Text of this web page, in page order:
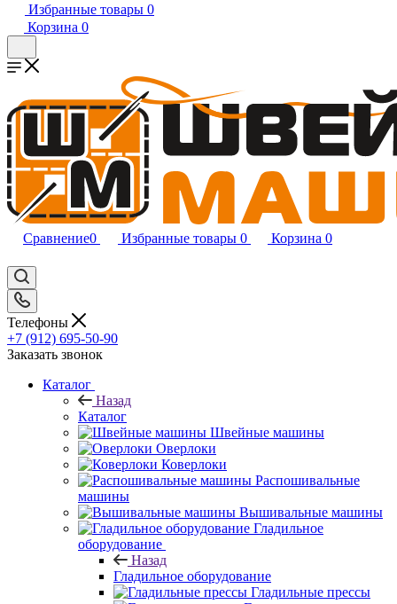
Избранные товары 0
Корзина 0
Сравнение0 Избранные товары 0 Корзина 0
Телефоны
+7 (912) 695-50-90
Заказать звонок
Каталог
Назад
Каталог
Швейные машины
Оверлоки
Коверлоки
Распошивальные
машины
Вышивальные машины
Гладильное
оборудование
Назад
Гладильное оборудование
Гладильные прессы